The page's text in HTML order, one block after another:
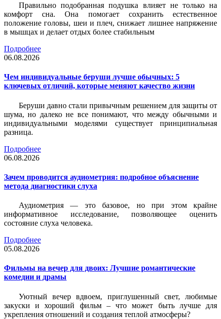
Правильно подобранная подушка влияет не только на
комфорт сна. Она помогает сохранить естественное
положение головы, шеи и плеч, снижает лишнее напряжение
в мышцах и делает отдых более стабильным
Подробнее
06.08.2026
Чем индивидуальные беруши лучше обычных: 5
ключевых отличий, которые меняют качество жизни
Беруши давно стали привычным решением для защиты от
шума, но далеко не все понимают, что между обычными и
индивидуальными моделями существует принципиальная
разница.
Подробнее
06.08.2026
Зачем проводится аудиометрия: подробное объяснение
метода диагностики слуха
Аудиометрия — это базовое, но при этом крайне
информативное исследование, позволяющее оценить
состояние слуха человека.
Подробнее
05.08.2026
Фильмы на вечер для двоих: Лучшие романтические
комедии и драмы
Уютный вечер вдвоем, приглушенный свет, любимые
закуски и хороший фильм – что может быть лучше для
укрепления отношений и создания теплой атмосферы?